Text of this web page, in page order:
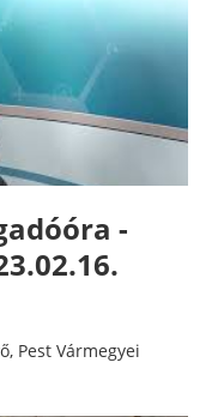
-
Pest Vármegyei